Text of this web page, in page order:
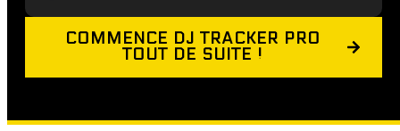
COMMENCE DJ TRACKER PRO
TOUT DE SUITE !